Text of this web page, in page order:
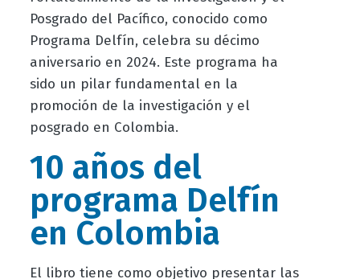
Posgrado del Pacífico, conocido como
Programa Delfín, celebra su décimo
aniversario en 2024. Este programa ha
sido un pilar fundamental en la
promoción de la investigación y el
posgrado en Colombia.
10 años del
programa Delfín
en Colombia
El libro tiene como objetivo presentar las